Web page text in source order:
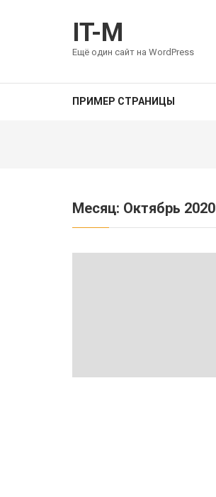
содержимомуIT-M
Ещё один сайт на WordPress
ПРИМЕР СТРАНИЦЫ
Месяц: Октябрь 2020